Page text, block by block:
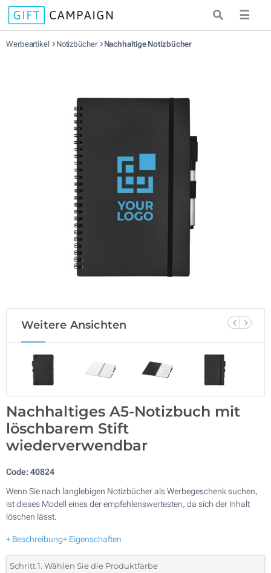
☰
Werbeartikel Notizbücher Nachhaltige Notizbücher
Weitere Ansichten
Nachhaltiges A5-Notizbuch mit
löschbarem Stift
wiederverwendbar
Code:40824
Wenn Sie nach langlebigen Notizbücher als Werbegeschenk suchen,
ist dieses Modell eines der empfehlenswertesten, da sich der Inhalt
löschen lässt.
+ Beschreibung+ Eigenschaften
Schritt 1. Wählen Sie die Produktfarbe